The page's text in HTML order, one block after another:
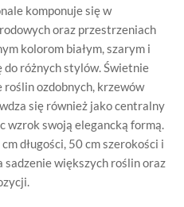
komponuje się w
oraz przestrzeniach
kolorom białym, szarym i
do różnych stylów. Świetnie
ozdobnych, krzewów
się również jako centralny
wzrok swoją elegancką formą.
długości, 50 cm szerokości i
sadzenie większych roślin oraz